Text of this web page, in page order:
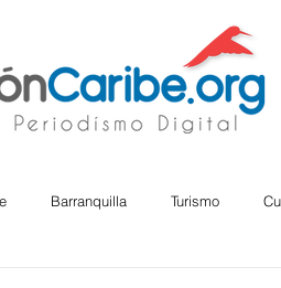
Barranquilla Turismo